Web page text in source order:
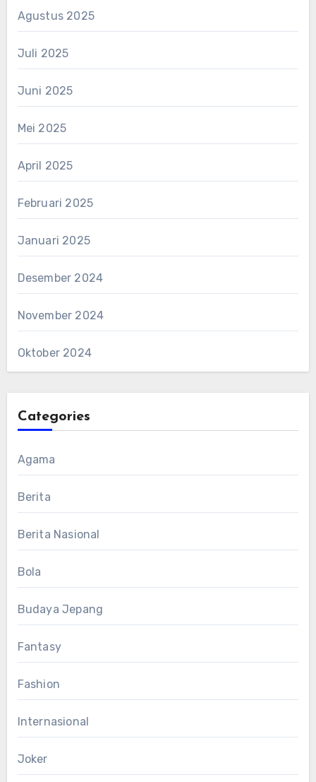
Agustus 2025
Juli 2025
Juni 2025
Mei 2025
April 2025
Februari 2025
Januari 2025
Desember 2024
November 2024
Oktober 2024
Categories
Agama
Berita
Berita Nasional
Bola
Budaya Jepang
Fantasy
Fashion
Internasional
Joker